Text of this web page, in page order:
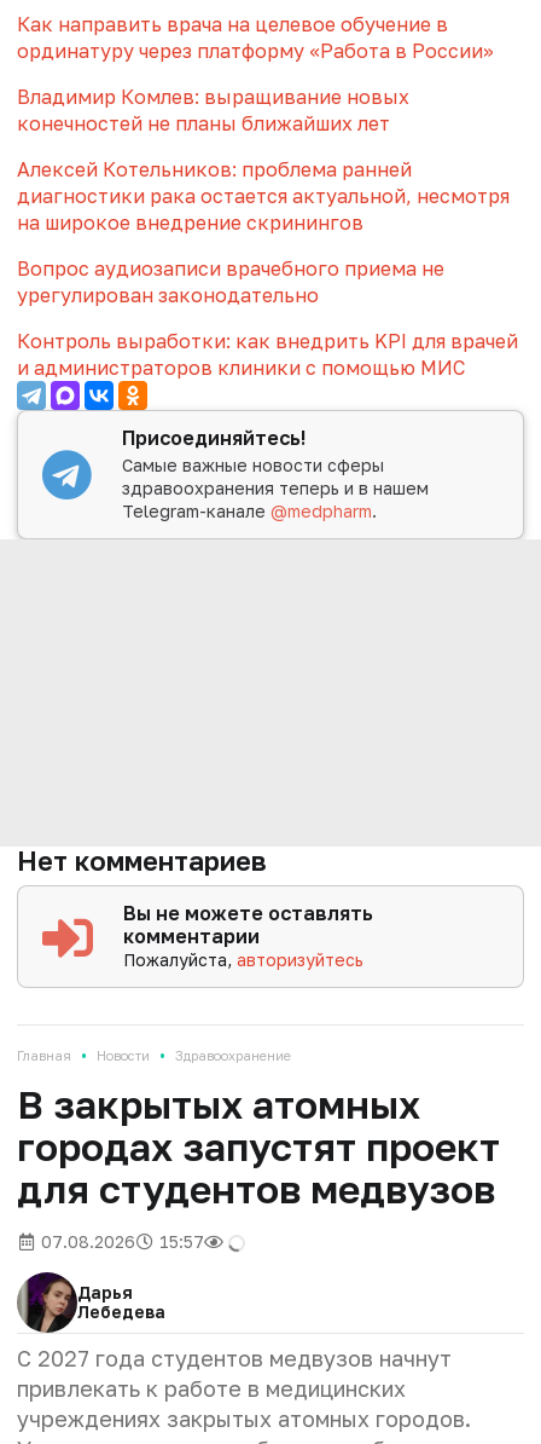
Как направить врача на целевое обучение в
ординатуру через платформу «Работа в России»
Владимир Комлев: выращивание новых
конечностей не планы ближайших лет
Алексей Котельников: проблема ранней
диагностики рака остается актуальной, несмотря
на широкое внедрение скринингов
Вопрос аудиозаписи врачебного приема не
урегулирован законодательно
Контроль выработки: как внедрить KPI для врачей
и администраторов клиники с помощью МИС
Присоединяйтесь!
Самые важные новости сферы
здравоохранения теперь и в нашем
Telegram-канале@medpharm.
Нет комментариев
Вы не можете оставлять
комментарии
Пожалуйста,авторизуйтесь
Главная • Новости • Здравоохранение
В закрытых атомных
городах запустят проект
для студентов медвузов
07.08.2026 15:57
Дарья
Лебедева
С 2027 года студентов медвузов начнут
привлекать к работе в медицинских
учреждениях закрытых атомных городов.